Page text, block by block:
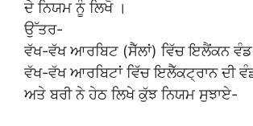
ਦੇ ਨਿਯਮ ਨੂੰ ਲਿਖੋ ।
ਉੱਤਰ-
ਵੱਖ-ਵੱਖ ਆਰਬਿਟ (ਸੈੱਲਾਂ) ਵਿੱਚ ਇਲੈਂਕਨ
ਵੱਖ-ਵੱਖ ਆਰਬਿਟਾਂ ਵਿੱਚ ਇਲੈੱਕਟ੍ਰਾਨ ਦੀ
ਅਤੇ ਬਰੀ ਨੇ ਹੇਠ ਲਿਖੇ ਕੁੱਝ ਨਿਯਮ ਸੁਝਾਏ-